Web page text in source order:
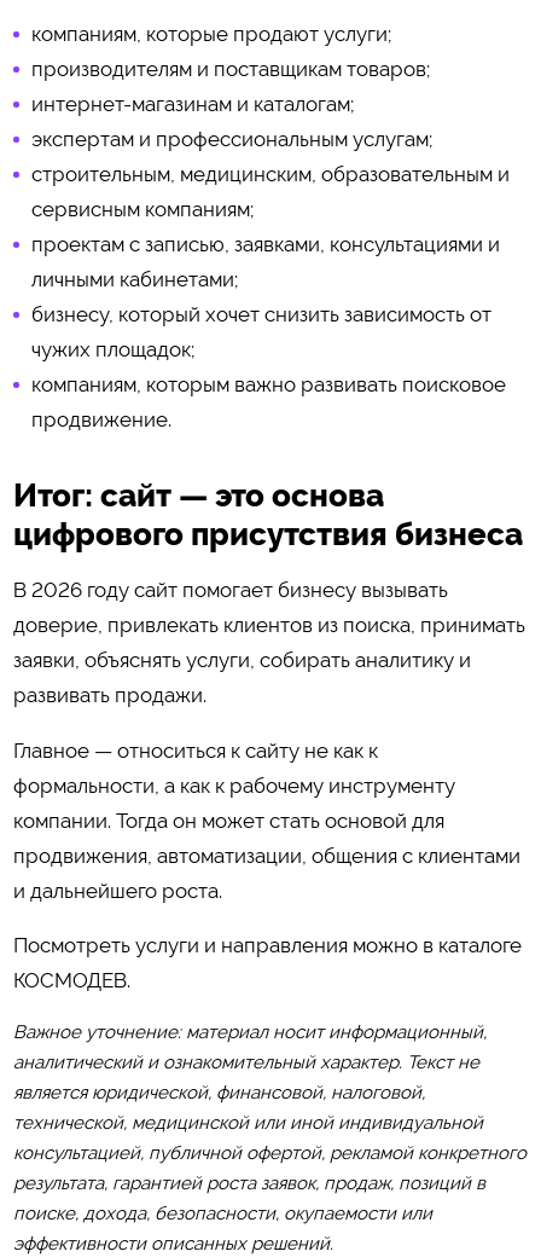
компаниям, которые продают услуги;
производителям и поставщикам товаров;
интернет-магазинам и каталогам;
экспертам и профессиональным услугам;
строительным, медицинским, образовательным и
сервисным компаниям;
проектам с записью, заявками, консультациями и
личными кабинетами;
бизнесу, который хочет снизить зависимость от
чужих площадок;
компаниям, которым важно развивать поисковое
продвижение.
Итог: сайт — это основа
цифрового присутствия бизнеса
В 2026 году сайт помогает бизнесу вызывать
доверие, привлекать клиентов из поиска, принимать
заявки, объяснять услуги, собирать аналитику и
развивать продажи.
Главное — относиться к сайту не как к
формальности, а как к рабочему инструменту
компании. Тогда он может стать основой для
продвижения, автоматизации, общения с клиентами
и дальнейшего роста.
Посмотреть услуги и направления можно в каталоге
КОСМОДЕВ.
Важное уточнение: материал носит информационный,
аналитический и ознакомительный характер. Текст не
является юридической, финансовой, налоговой,
технической, медицинской или иной индивидуальной
консультацией, публичной офертой, рекламой конкретного
результата, гарантией роста заявок, продаж, позиций в
поиске, дохода, безопасности, окупаемости или
эффективности описанных решений.